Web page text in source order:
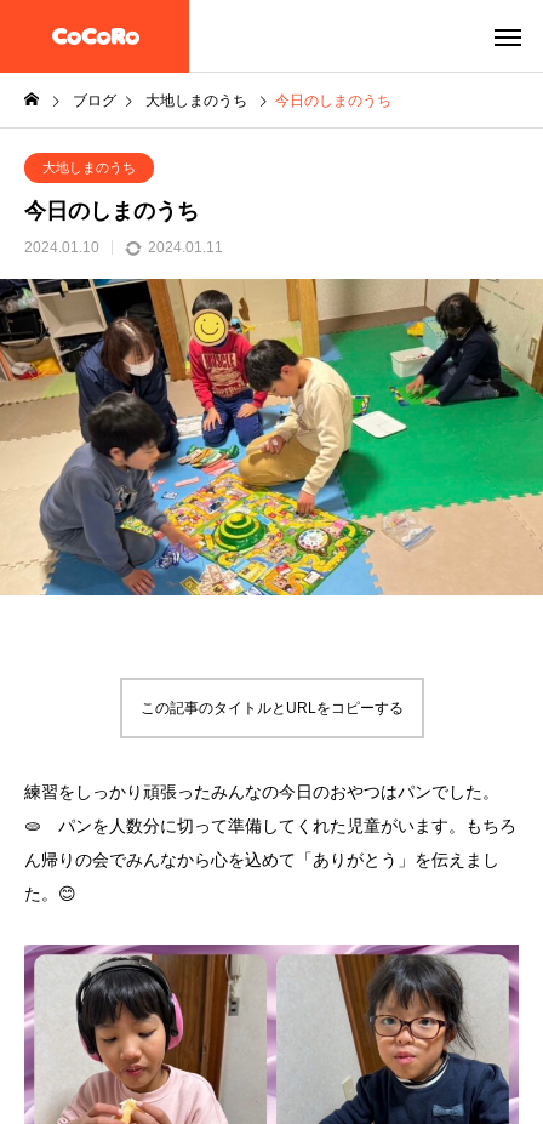
ブログ 大地しまのうち 今日のしまのうち
大地しまのうち
今日のしまのうち
2024.01.10 2024.01.11
この記事のタイトルとURLをコピーする
練習をしっかり頑張ったみんなの今日のおやつはパンでした。
🫓 パンを人数分に切って準備してくれた児童がいます。もちろ
ん帰りの会でみんなから心を込めて「ありがとう」を伝えまし
た。😊